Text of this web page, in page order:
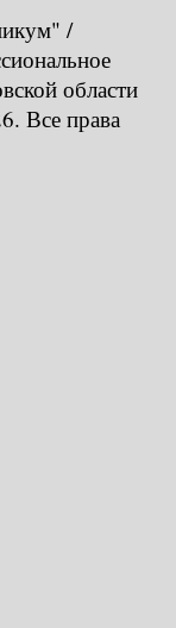
/
области
Все права